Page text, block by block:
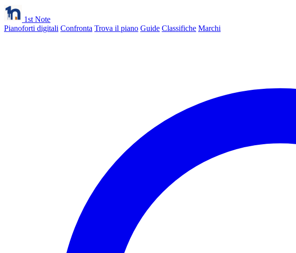
1st Note
Pianoforti digitali Confronta Trova il piano Guide Classifiche Marchi